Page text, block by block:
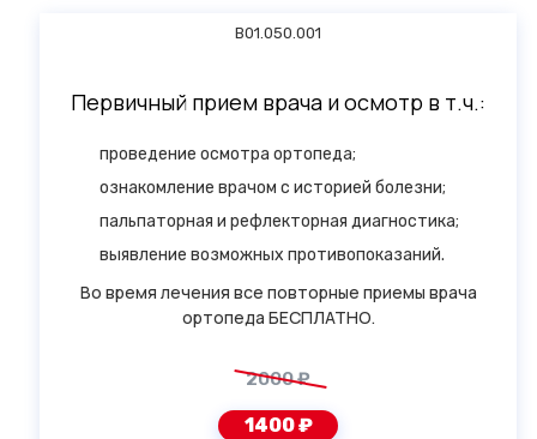
B01.050.001
Первичный прием врача и осмотр в т.ч.:
проведение осмотра ортопеда;
ознакомление врачом с историей болезни;
пальпаторная и рефлекторная диагностика;
выявление возможных противопоказаний.
Во время лечения все повторные приемы врача
ортопеда БЕСПЛАТНО.
2000 ₽
1400 ₽